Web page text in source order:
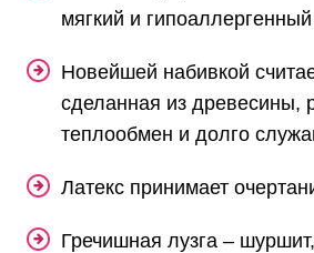
мягкий и
Новейшей набивкой
сделанная из древесины,
теплообмен и долго
Латекс принимает
Гречишная лузга –